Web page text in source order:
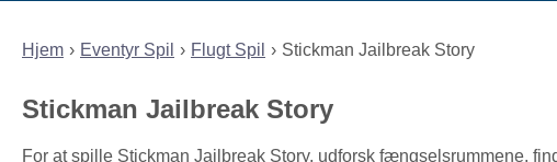
Hjem Eventyr Spil Flugt Spil Stickman Jailbreak Story
Stickman Jailbreak Story
For at spille Stickman Jailbreak Story, udforsk fængselsrummene,